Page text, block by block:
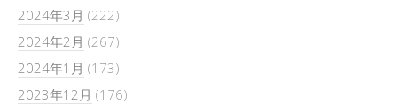
2024年3月 (222)
2024年2月 (267)
2024年1月 (173)
2023年12月 (176)